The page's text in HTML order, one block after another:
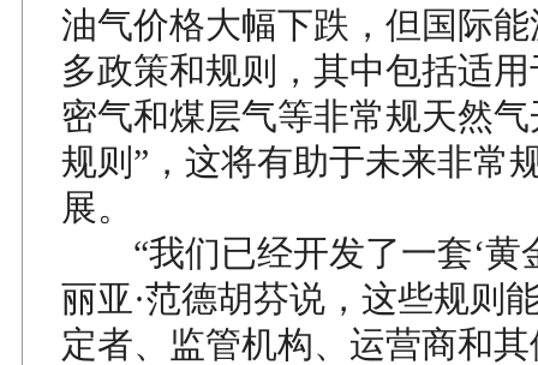
油气价格大幅下跌，但国际
多政策和规则，其中包括适
密气和煤层气等非常规天然
规则”，这将有助于未来非常
展。
“我们已经开发了一套‘黄
丽亚·范德胡芬说，这些规则
定者、监管机构、运营商和